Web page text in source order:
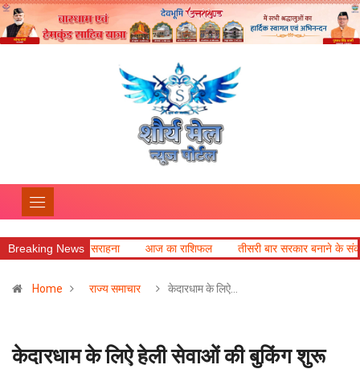
Breaking Newsआज का राशिफल तीसरी बार सरकार बनाने के संकल्प, धामी बोले- झूठ
Home राज्य समाचार केदारधाम के लिऐ…
केदारधाम के लिऐ हेली सेवाओं की बुकिंग शुरू